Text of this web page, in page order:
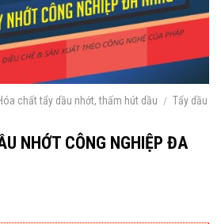
chất tẩy dầu nhớt, thấm hút dầu / Tẩy dầu
NHỚT CÔNG NGHIỆP ĐA